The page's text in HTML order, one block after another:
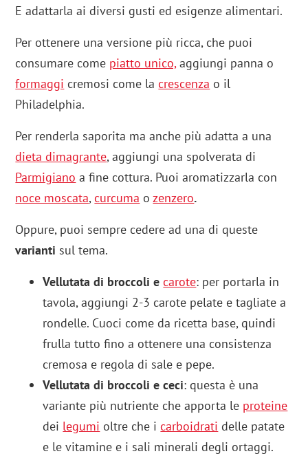
E adattarla ai diversi gusti ed esigenze alimentari.
Per ottenere una versione più ricca, che puoi
consumare come piatto unico,aggiungi panna o
formaggi cremosi come lacrescenza o il
Philadelphia.
Per renderla saporita ma anche più adatta a una
dieta dimagrante, aggiungi una spolverata di
Parmigiano a fine cottura. Puoi aromatizzarla con
noce moscata,curcuma ozenzero.
Oppure, puoi sempre cedere ad una di queste
varianti sul tema.
Vellutata di broccoli ecarote: per portarla in
tavola, aggiungi 2-3 carote pelate e tagliate a
rondelle. Cuoci come da ricetta base, quindi
frulla tutto fino a ottenere una consistenza
cremosa e regola di sale e pepe.
Vellutata di broccoli e ceci: questa è una
variante più nutriente che apporta le proteine
dei legumi oltre che icarboidrati delle patate
e le vitamine e i sali minerali degli ortaggi.